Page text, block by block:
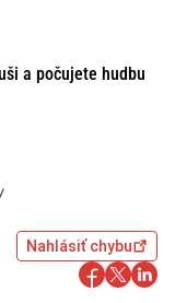
a počujete hudbu
Nahlásiť chybu